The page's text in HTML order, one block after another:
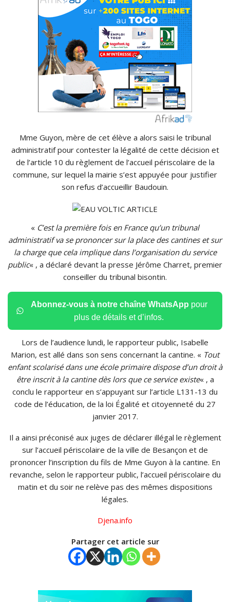
Mme Guyon, mère de cet élève a alors saisi le tribunal
administratif pour contester la légalité de cette décision et
de l’article 10 du règlement de l’accueil périscolaire de la
commune, sur lequel la mairie s’est appuyée pour justifier
son refus d’accueillir Baudouin.
« C’est la première fois en France qu’un tribunal
administratif va se prononcer sur la place des cantines et sur
la charge que cela implique dans l’organisation du service
public« , a déclaré devant la presse Jérôme Charret, premier
conseiller du tribunal bisontin.
Abonnez-vous à notre chaîne WhatsApp pour
plus de détails et d’infos.
Lors de l’audience lundi, le rapporteur public, Isabelle
Marion, est allé dans son sens concernant la cantine. « Tout
enfant scolarisé dans une école primaire dispose d’un droit à
être inscrit à la cantine dès lors que ce service existe« , a
conclu le rapporteur en s’appuyant sur l’article L131-13 du
code de l’éducation, de la loi Égalité et citoyenneté du 27
janvier 2017.
Il a ainsi préconisé aux juges de déclarer illégal le règlement
sur l’accueil périscolaire de la ville de Besançon et de
prononcer l’inscription du fils de Mme Guyon à la cantine. En
revanche, selon le rapporteur public, l’accueil périscolaire du
matin et du soir ne relève pas des mêmes dispositions
légales.
Djena.info
Partager cet article sur